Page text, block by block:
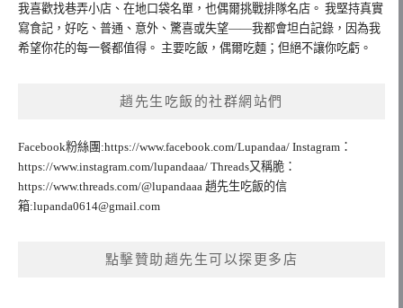
我喜歡找巷弄小店、在地口袋名單，也偶爾挑戰排隊名店。 我堅持真實
寫食記，好吃、普通、意外、驚喜或失望——我都會坦白記錄，因為我
希望你花的每一餐都值得。 主要吃飯，偶爾吃麵；但絕不讓你吃虧。
趙先生吃飯的社群網站們
Facebook粉絲團:https://www.facebook.com/Lupandaa/ Instagram：
https://www.instagram.com/lupandaaa/ Threads又稱脆：
https://www.threads.com/@lupandaaa 趙先生吃飯的信
箱:lupanda0614@gmail.com
點擊贊助趙先生可以探更多店